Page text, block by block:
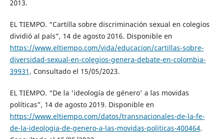
2013.
EL TIEMPO. “Cartilla sobre discriminación sexual en colegios
dividió al país”, 14 de agosto 2016. Disponible en
https://www.eltiempo.com/vida/educacion/cartillas-sobre-
diversidad-sexual-en-colegios-genera-debate-en-colombia-
39931 . Consultado el 15/05/2023.
EL TIEMPO. “De la 'ideología de género' a las movidas
políticas”, 14 de agosto 2019. Disponible en
https://www.eltiempo.com/datos/transnacionales-de-la-fe-
de-la-ideologia-de-genero-a-las-movidas-politicas-400464.